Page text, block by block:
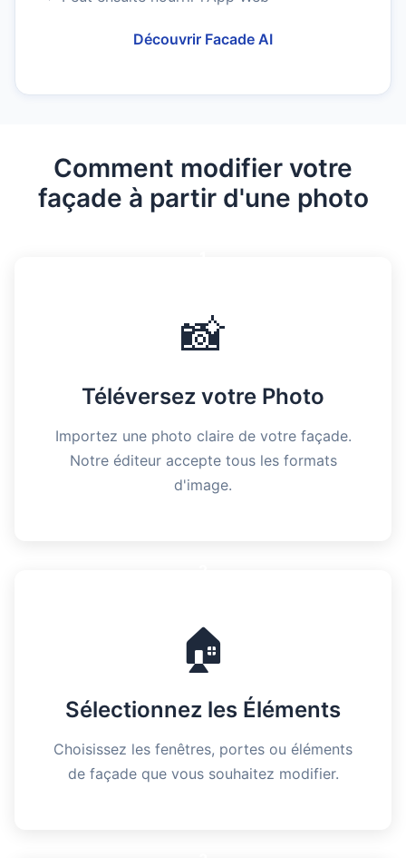
Découvrir Facade AI
Comment modifier votre
façade à partir d'une photo
📸
Téléversez votre Photo
Importez une photo claire de votre façade.
Notre éditeur accepte tous les formats
d'image.
🏠
Sélectionnez les Éléments
Choisissez les fenêtres, portes ou éléments
de façade que vous souhaitez modifier.